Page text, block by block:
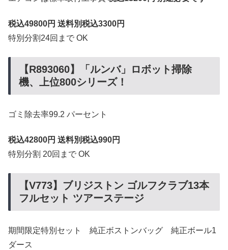
税込49800円 送料別税込3300円
特別分割24回まで OK
【R893060】「ルンバ」ロボット掃除
機、上位800シリーズ！
ゴミ除去率99.2 パーセント
税込42800円 送料別税込990円
特別分割 20回まで OK
【V773】ブリジストン ゴルフクラブ13本
フルセット ツアーステージ
期間限定特別セット 純正ボストンバッグ 純正ボール1
ダース